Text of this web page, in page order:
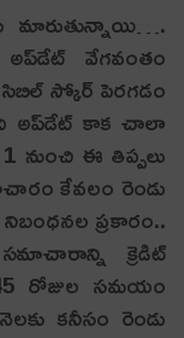
మారుతున్నాయి….
వేగవంతం
స్కోర్ పెర‌గ‌డం
అప్‌డేట్ కాక చాలా
నుంచి ఈ తిప్ప‌లు
కేవలం రెండు
నిబంధనల ప్రకారం..
క్రెడిట్
రోజుల సమయం
కనీసం రెండు